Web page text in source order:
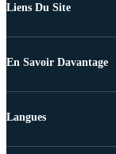
Liens Du Site
En Savoir Davantage
Langues